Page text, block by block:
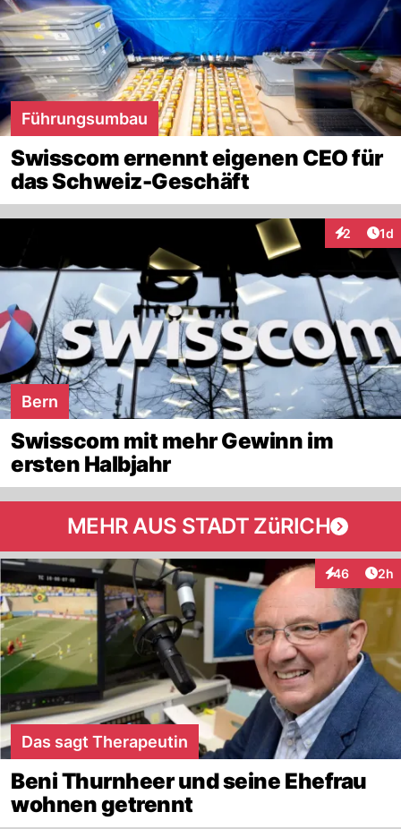
Führungsumbau
Swisscom ernennt eigenen CEO für
das Schweiz-Geschäft
2 1d
Bern
Swisscom mit mehr Gewinn im
ersten Halbjahr
MEHR AUS STADT ZüRICH
46
Interaktionen
2h
Das sagt Therapeutin
Beni Thurnheer und seine Ehefrau
wohnen getrennt